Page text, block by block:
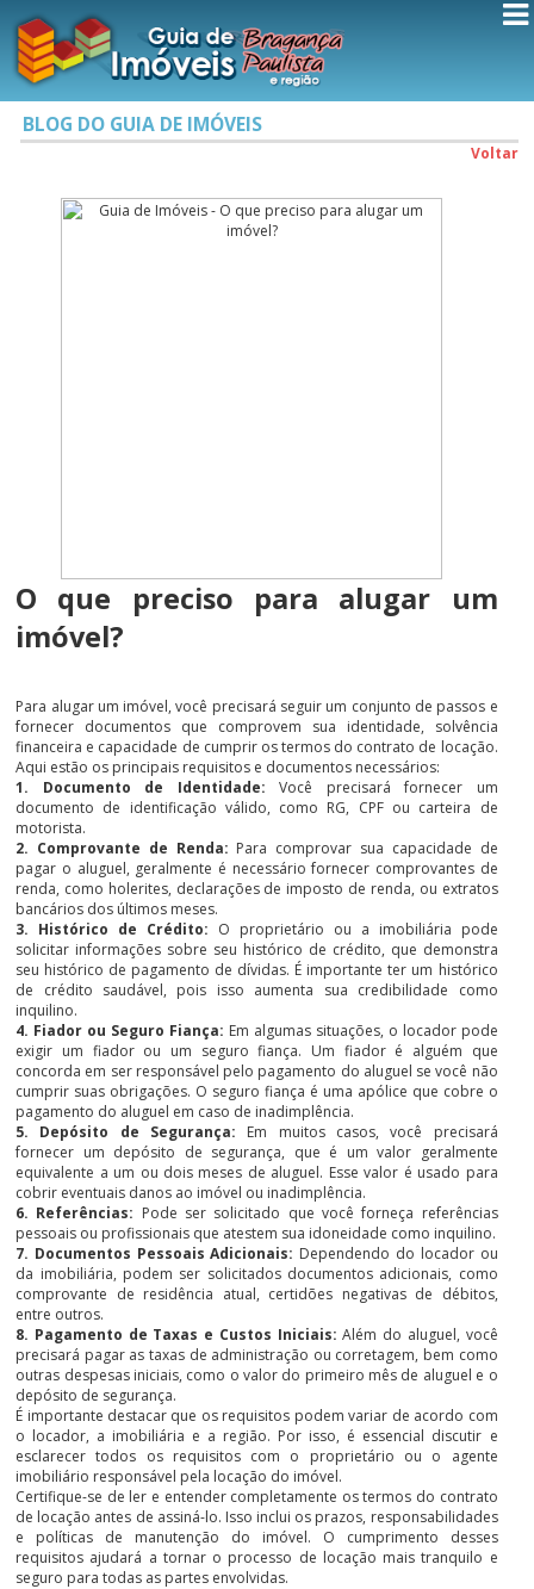
BLOG DO GUIA DE IMÓVEIS
Voltar
O que preciso para alugar um
imóvel?
Para alugar um imóvel, você precisará seguir um conjunto de passos e
fornecer documentos que comprovem sua identidade, solvência
financeira e capacidade de cumprir os termos do contrato de locação.
Aqui estão os principais requisitos e documentos necessários:
1. Documento de Identidade: Você precisará fornecer um
documento de identificação válido, como RG, CPF ou carteira de
motorista.
2. Comprovante de Renda: Para comprovar sua capacidade de
pagar o aluguel, geralmente é necessário fornecer comprovantes de
renda, como holerites, declarações de imposto de renda, ou extratos
bancários dos últimos meses.
3. Histórico de Crédito: O proprietário ou a imobiliária pode
solicitar informações sobre seu histórico de crédito, que demonstra
seu histórico de pagamento de dívidas. É importante ter um histórico
de crédito saudável, pois isso aumenta sua credibilidade como
inquilino.
4. Fiador ou Seguro Fiança: Em algumas situações, o locador pode
exigir um fiador ou um seguro fiança. Um fiador é alguém que
concorda em ser responsável pelo pagamento do aluguel se você não
cumprir suas obrigações. O seguro fiança é uma apólice que cobre o
pagamento do aluguel em caso de inadimplência.
5. Depósito de Segurança: Em muitos casos, você precisará
fornecer um depósito de segurança, que é um valor geralmente
equivalente a um ou dois meses de aluguel. Esse valor é usado para
cobrir eventuais danos ao imóvel ou inadimplência.
6. Referências: Pode ser solicitado que você forneça referências
pessoais ou profissionais que atestem sua idoneidade como inquilino.
7. Documentos Pessoais Adicionais: Dependendo do locador ou
da imobiliária, podem ser solicitados documentos adicionais, como
comprovante de residência atual, certidões negativas de débitos,
entre outros.
8. Pagamento de Taxas e Custos Iniciais: Além do aluguel, você
precisará pagar as taxas de administração ou corretagem, bem como
outras despesas iniciais, como o valor do primeiro mês de aluguel e o
depósito de segurança.
É importante destacar que os requisitos podem variar de acordo com
o locador, a imobiliária e a região. Por isso, é essencial discutir e
esclarecer todos os requisitos com o proprietário ou o agente
imobiliário responsável pela locação do imóvel.
Certifique-se de ler e entender completamente os termos do contrato
de locação antes de assiná-lo. Isso inclui os prazos, responsabilidades
e políticas de manutenção do imóvel. O cumprimento desses
requisitos ajudará a tornar o processo de locação mais tranquilo e
seguro para todas as partes envolvidas.